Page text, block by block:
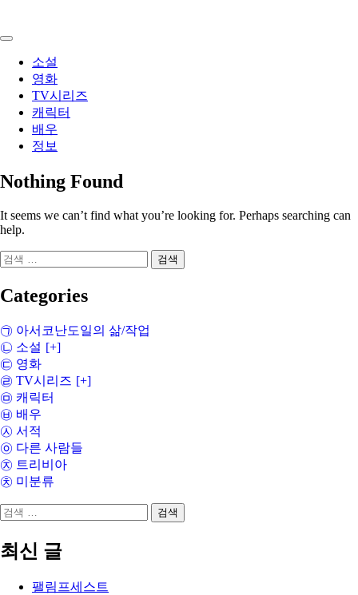
content
소설
영화
TV시리즈
캐릭터
배우
정보
Nothing Found
It seems we can’t find what you’re looking for. Perhaps searching can
help.
검
Categories
㉠ 아서코난도일의 삶/작업
㉡ 소설 [+]
㉢ 영화
㉣ TV시리즈 [+]
㉤ 캐릭터
㉥ 배우
㉦ 서적
㉧ 다른 사람들
㉨ 트리비아
㉩ 미분류
검
최신 글
팰림프세스트